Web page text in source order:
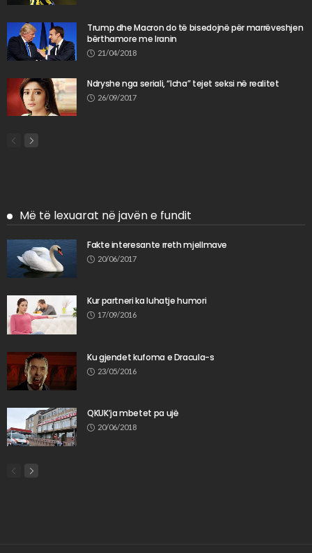
Trump dhe Macron do të bisedojnë për marrëveshjen
bërthamore me Iranin
21/04/2018
Ndryshe nga seriali, “Icha” tejet seksi në realitet
26/09/2017
Më të lexuarat në javën e fundit
Fakte interesante rreth mjellmave
20/06/2017
Kur partneri ka luhatje humori
17/09/2016
Ku gjendet kufoma e Dracula-s
23/05/2016
QKUK’ja mbetet pa ujë
20/06/2018